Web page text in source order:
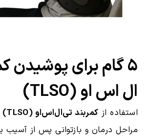
۵ گام برای پوشیدن
ال اس او (TLSO)
استفاده از کمربند تی‌ال‌اس‌او (TLSO)
مراحل درمان و بازتوانی پس از آسیب